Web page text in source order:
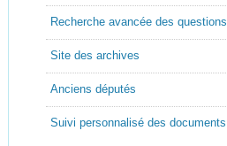
Recherche avancée des questions
Site des archives
Anciens députés
Suivi personnalisé des documents